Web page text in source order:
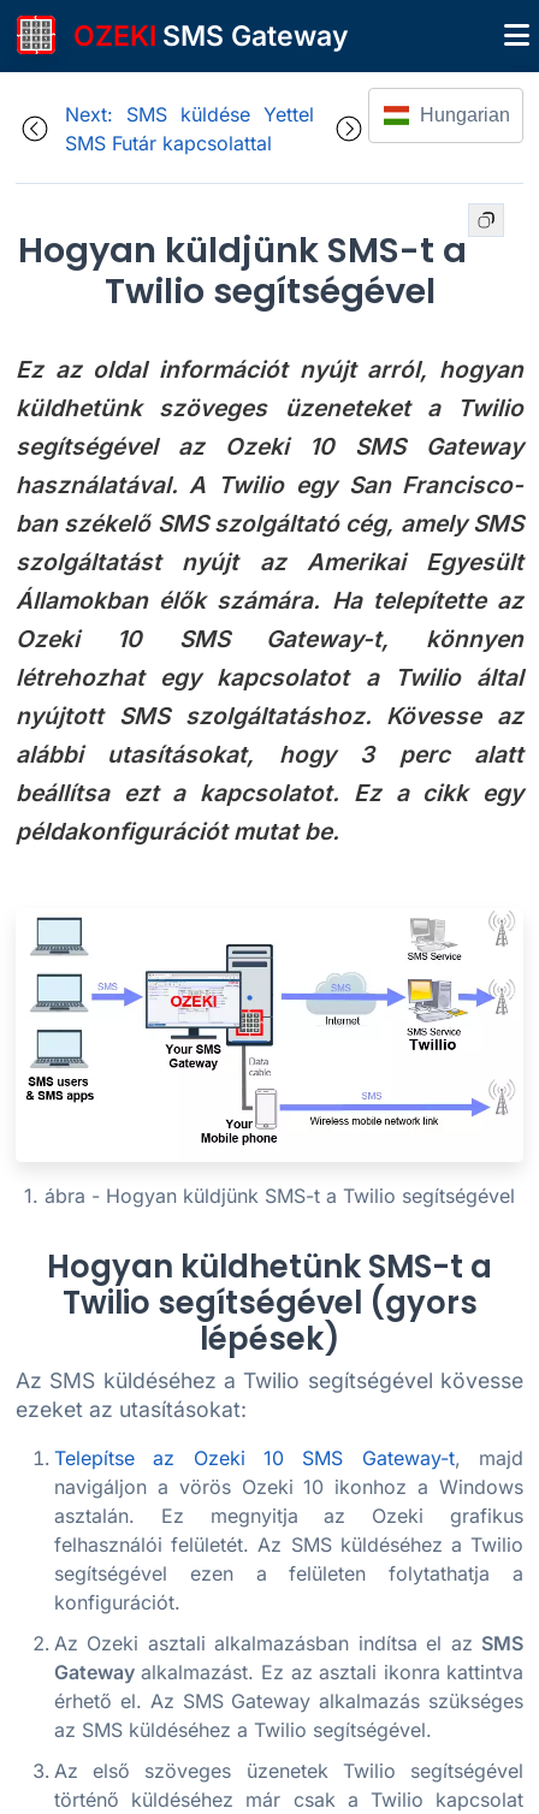
OZEKI SMS Gateway
Next: SMS küldése Yettel
SMS Futár kapcsolattal
Hungarian
Hogyan küldjünk SMS-t a
Twilio segítségével
Ez az oldal információt nyújt arról, hogyan
küldhetünk szöveges üzeneteket a Twilio
segítségével az Ozeki 10 SMS Gateway
használatával. A Twilio egy San Francisco-
ban székelő SMS szolgáltató cég, amely SMS
szolgáltatást nyújt az Amerikai Egyesült
Államokban élők számára. Ha telepítette az
Ozeki 10 SMS Gateway-t, könnyen
létrehozhat egy kapcsolatot a Twilio által
nyújtott SMS szolgáltatáshoz. Kövesse az
alábbi utasításokat, hogy 3 perc alatt
beállítsa ezt a kapcsolatot. Ez a cikk egy
példakonfigurációt mutat be.
1. ábra - Hogyan küldjünk SMS-t a Twilio segítségével
Hogyan küldhetünk SMS-t a
Twilio segítségével (gyors
lépések)
Az SMS küldéséhez a Twilio segítségével kövesse
ezeket az utasításokat:
Telepítse az Ozeki 10 SMS Gateway-t, majd
navigáljon a vörös Ozeki 10 ikonhoz a Windows
asztalán. Ez megnyitja az Ozeki grafikus
felhasználói felületét. Az SMS küldéséhez a Twilio
segítségével ezen a felületen folytathatja a
konfigurációt.
Az Ozeki asztali alkalmazásban indítsa el az SMS
Gatewayalkalmazást. Ez az asztali ikonra kattintva
érhető el. Az SMS Gateway alkalmazás szükséges
az SMS küldéséhez a Twilio segítségével.
Az első szöveges üzenetek Twilio segítségével
történő küldéséhez már csak a Twilio kapcsolat